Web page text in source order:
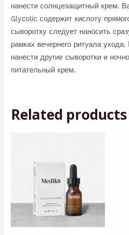
нанести солнцезащитный крем.
Glycolic содержит кислоту
сыворотку следует наносить
рамках вечернего ритуала
нанести другие сыворотки и
питательный крем.
Related products